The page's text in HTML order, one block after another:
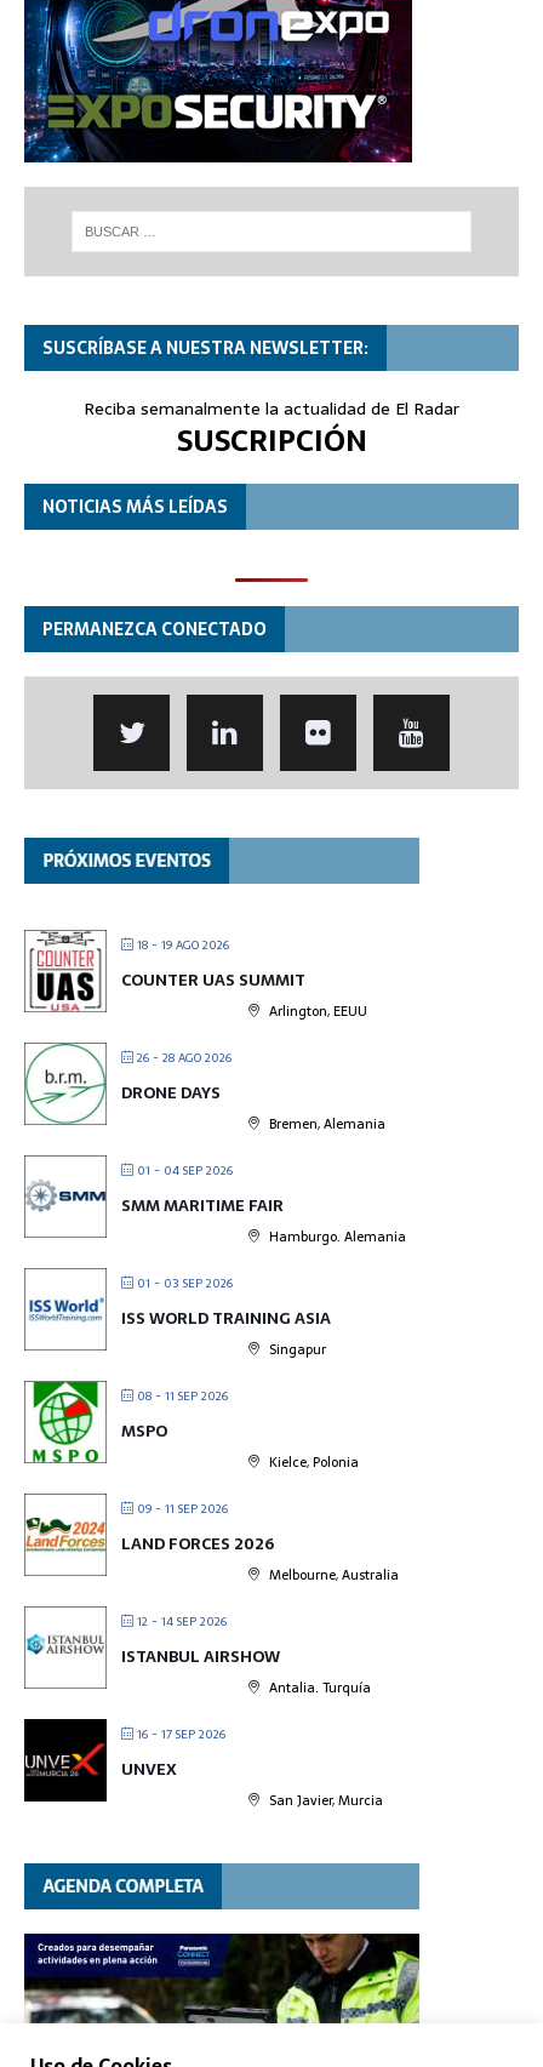
SUSCRÍBASE A NUESTRA NEWSLETTER:
Reciba semanalmente la actualidad de El Radar
SUSCRIPCIÓN
NOTICIAS MÁS LEÍDAS
PERMANEZCA CONECTADO
18 - 19 AGO 2026
COUNTER UAS SUMMIT
Arlington, EEUU
26 - 28 AGO 2026
DRONE DAYS
Bremen, Alemania
01 - 04 SEP 2026
SMM MARITIME FAIR
Hamburgo. Alemania
01 - 03 SEP 2026
ISS WORLD TRAINING ASIA
Singapur
08 - 11 SEP 2026
MSPO
Kielce, Polonia
09 - 11 SEP 2026
LAND FORCES 2026
Melbourne, Australia
12 - 14 SEP 2026
ISTANBUL AIRSHOW
Antalia. Turquía
16 - 17 SEP 2026
UNVEX
San Javier, Murcia